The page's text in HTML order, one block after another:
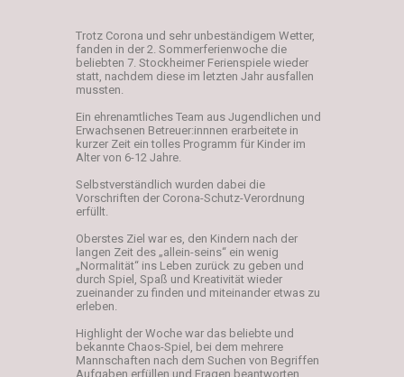
Trotz Corona und sehr unbeständigem Wetter,
fanden in der 2. Sommerferienwoche die
beliebten 7. Stockheimer Ferienspiele wieder
statt, nachdem diese im letzten Jahr ausfallen
mussten.
Ein ehrenamtliches Team aus Jugendlichen und
Erwachsenen Betreuer:innnen erarbeitete in
kurzer Zeit ein tolles Programm für Kinder im
Alter von 6-12 Jahre.
Selbstverständlich wurden dabei die
Vorschriften der Corona-Schutz-Verordnung
erfüllt.
Oberstes Ziel war es, den Kindern nach der
langen Zeit des „allein-seins“ ein wenig
„Normalität“ ins Leben zurück zu geben und
durch Spiel, Spaß und Kreativität wieder
zueinander zu finden und miteinander etwas zu
erleben.
Highlight der Woche war das beliebte und
bekannte Chaos-Spiel, bei dem mehrere
Mannschaften nach dem Suchen von Begriffen
Aufgaben erfüllen und Fragen beantworten